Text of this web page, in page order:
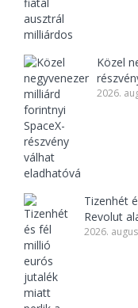
Közel
2026.
Tizenhét
Revolut
2026.